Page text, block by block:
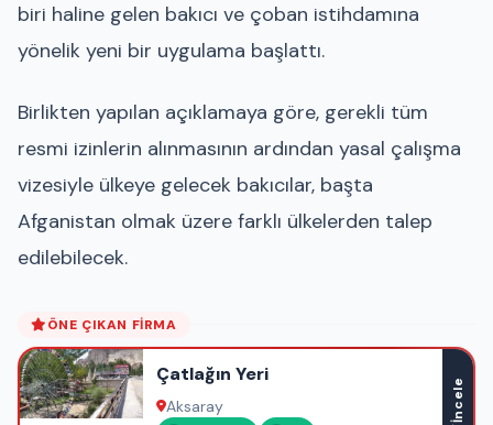
biri haline gelen bakıcı ve çoban istihdamına
yönelik yeni bir uygulama başlattı.
Birlikten yapılan açıklamaya göre, gerekli tüm
resmi izinlerin alınmasının ardından yasal çalışma
vizesiyle ülkeye gelecek bakıcılar, başta
Afganistan olmak üzere farklı ülkelerden talep
edilebilecek.
ÖNE ÇIKAN FIRMA
Çatlağın Yeri
Aksaray İncele